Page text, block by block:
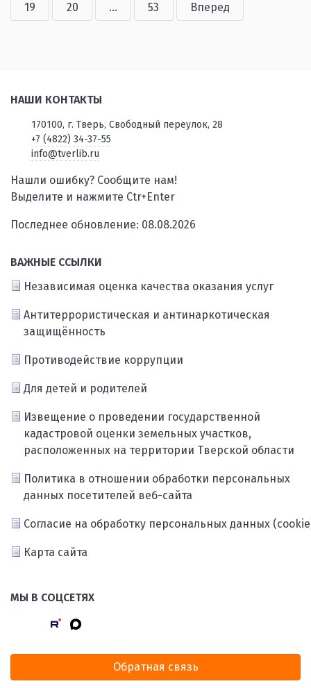
19 20 ... 53 Вперед
НАШИ КОНТАКТЫ
170100, г. Тверь, Свободный переулок, 28
+7 (4822) 34-37-55
info@tverlib.ru
Нашли ошибку? Сообщите нам!
Выделите и нажмите Ctr+Enter
Последнее обновление: 08.08.2026
ВАЖНЫЕ ССЫЛКИ
Независимая оценка качества оказания услуг
Антитеррористическая и антинаркотическая
защищённость
Противодействие коррупции
Для детей и родителей
Извещение о проведении государственной
кадастровой оценки земельных участков,
расположенных на территории Тверской области
Политика в отношении обработки персональных
данных посетителей веб-сайта
Согласие на обработку персональных данных
Карта сайта
МЫ В СОЦСЕТЯХ
Обратная связь